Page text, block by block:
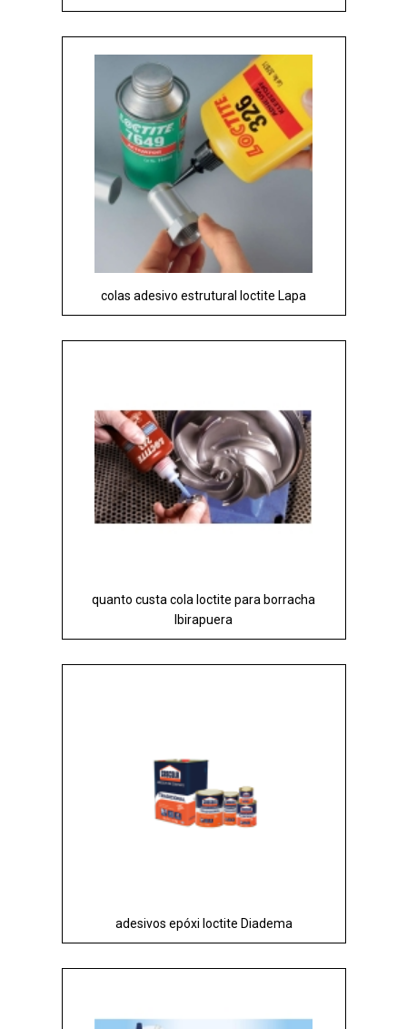
colas adesivo estrutural loctite Lapa
quanto custa cola loctite para borracha
Ibirapuera
adesivos epóxi loctite Diadema